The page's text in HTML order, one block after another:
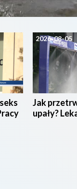
2026-08-05
Jak
upały?